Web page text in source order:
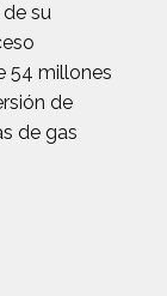
su
54 millones
de
de gas